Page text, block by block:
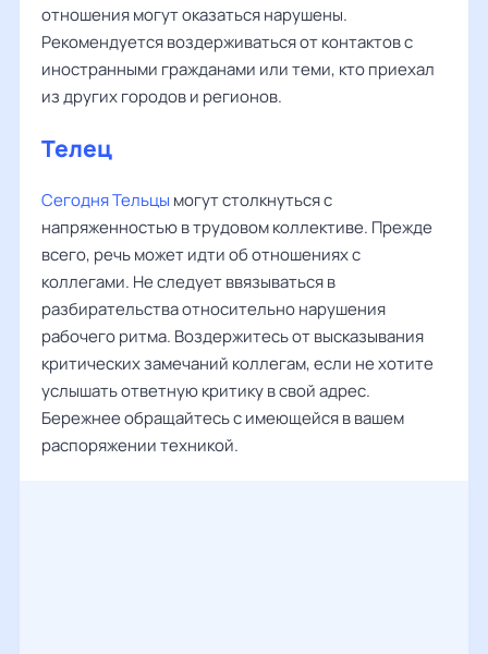
отношения могут оказаться нарушены.
Рекомендуется воздерживаться от контактов с
иностранными гражданами или теми, кто приехал
из других городов и регионов.
Телец
Сегодня Тельцы могут столкнуться с
напряженностью в трудовом коллективе. Прежде
всего, речь может идти об отношениях с
коллегами. Не следует ввязываться в
разбирательства относительно нарушения
рабочего ритма. Воздержитесь от высказывания
критических замечаний коллегам, если не хотите
услышать ответную критику в свой адрес.
Бережнее обращайтесь с имеющейся в вашем
распоряжении техникой.